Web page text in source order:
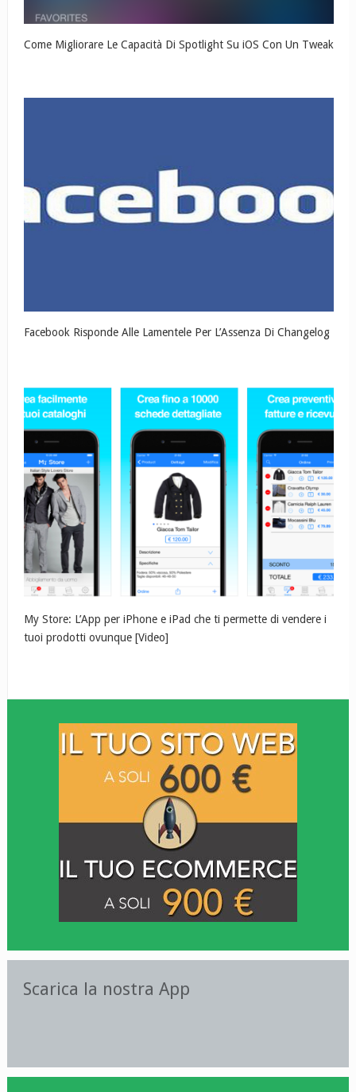
Come Migliorare Le Capacità Di Spotlight Su iOS Con Un Tweak
Facebook Risponde Alle Lamentele Per L’Assenza Di Changelog
My Store: L’App per iPhone e iPad che ti permette di vendere i
tuoi prodotti ovunque [Video]
Scarica la nostra App